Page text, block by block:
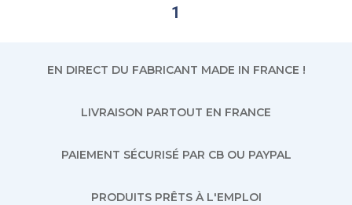
1
EN DIRECT DU FABRICANT MADE IN FRANCE !
LIVRAISON PARTOUT EN FRANCE
PAIEMENT SÉCURISÉ PAR CB OU PAYPAL
PRODUITS PRÊTS À L'EMPLOI